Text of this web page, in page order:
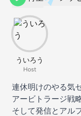
ういろう
Host
連休明けのやる気
アービトラージ戦
そして発信とアル